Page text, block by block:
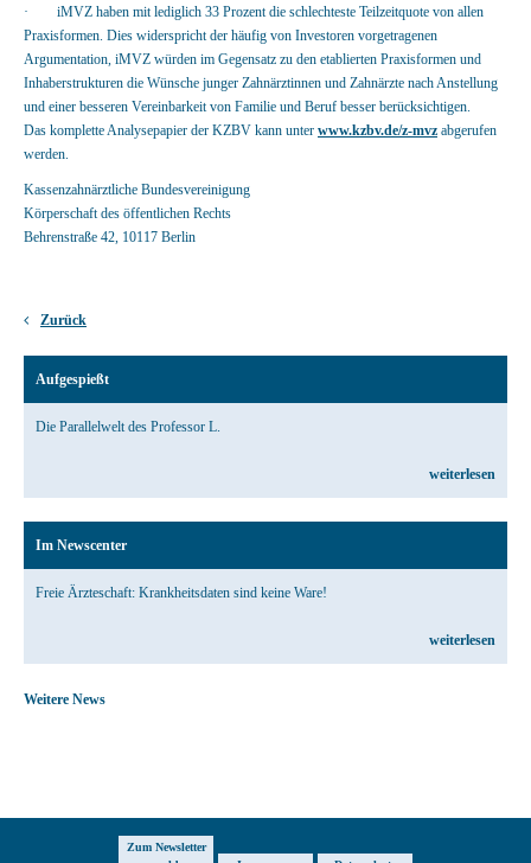
· iMVZ haben mit lediglich 33 Prozent die schlechteste Teilzeitquote von allen
Praxisformen. Dies widerspricht der häufig von Investoren vorgetragenen
Argumentation, iMVZ würden im Gegensatz zu den etablierten Praxisformen und
Inhaberstrukturen die Wünsche junger Zahnärztinnen und Zahnärzte nach Anstellung
und einer besseren Vereinbarkeit von Familie und Beruf besser berücksichtigen.
Das komplette Analysepapier der KZBV kann unter www.kzbv.de/z-mvz abgerufen
werden.
Kassenzahnärztliche Bundesvereinigung
Körperschaft des öffentlichen Rechts
Behrenstraße 42, 10117 Berlin
Zurück
Aufgespießt
Die Parallelwelt des Professor L.
weiterlesen
Im Newscenter
Freie Ärzteschaft: Krankheitsdaten sind keine Ware!
weiterlesen
Weitere News
Zum Newsletter